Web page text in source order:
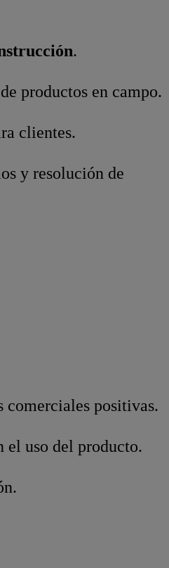
.
productos en campo.
clientes.
y resolución de
comerciales positivas.
el uso del producto.